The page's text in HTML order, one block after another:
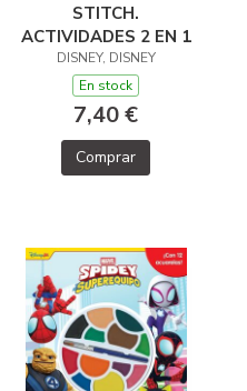
STITCH.
ACTIVIDADES 2 EN 1
DISNEY, DISNEY
En stock
7,40 €
Comprar